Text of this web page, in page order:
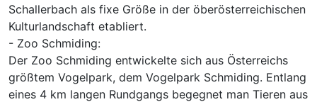
Schallerbach als fixe Größe in der öberösterreichischen
Kulturlandschaft etabliert.
- Zoo Schmiding:
Der Zoo Schmiding entwickelte sich aus Österreichs
größtem Vogelpark, dem Vogelpark Schmiding. Entlang
eines 4 km langen Rundgangs begegnet man Tieren aus